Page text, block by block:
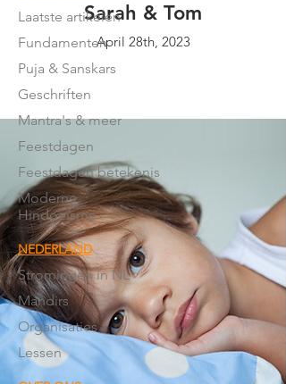
Sarah & Tom
April 28th, 2023
Laatste artikelen
Fundamenten
Puja & Sanskars
Geschriften
Mantra's & meer
Feestdagen
Feestdagen betekenis
Moderne
Hindoeïsme
NEDERLAND
Stromingen in NL
Mandirs
Organisaties
Lessen